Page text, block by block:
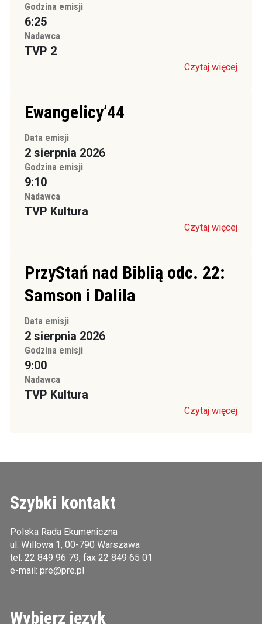
Godzina emisji
6:25
Nadawca
TVP 2
Czytaj więcej
Ewangelicy’44
Data emisji
2 sierpnia 2026
Godzina emisji
9:10
Nadawca
TVP Kultura
Czytaj więcej
PrzyStań nad Biblią odc. 22:
Samson i Dalila
Data emisji
2 sierpnia 2026
Godzina emisji
9:00
Nadawca
TVP Kultura
Czytaj więcej
Szybki kontakt
Polska Rada Ekumeniczna
ul. Willowa 1, 00-790 Warszawa
tel. 22 849 96 79, fax 22 849 65 01
e-mail: pre@pre.pl
Wybierz język